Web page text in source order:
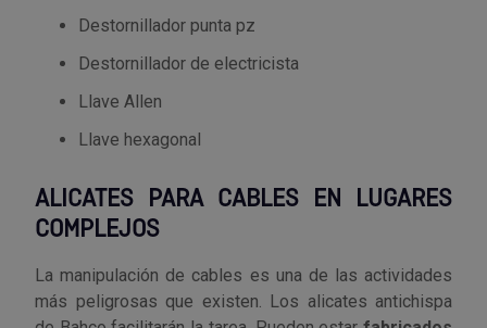
Destornillador punta pz
Destornillador de electricista
Llave Allen
Llave hexagonal
ALICATES PARA CABLES EN LUGARES
COMPLEJOS
La manipulación de cables es una de las actividades
más peligrosas que existen. Los alicates antichispa